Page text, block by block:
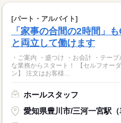
[パート・アルバイト]
「家事の合間の2時間」
と両立して働けます
・ご案内 ・盛つけ ・お会計 ・テー
な業務からスタート！ 【セルフオーダー導入なので接客がカンタ
ン】 注文はお客様...
ホールスタッフ
愛知県豊川市/三河一宮駅（